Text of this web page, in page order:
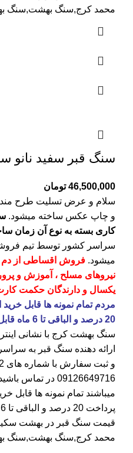
محمد کرج,سنگ بهشت,سنگ
سنگ قبر سفید نانو
46,500,000 تومان
سلام و عرض تسلیت طرح
و چاپ عکس ساخته میشود.
کاری بسته به نوع آن زمان
سراسر کشور توسط تیم
میشود. فروش اقساطی از دم
نیروهای مسلح ، آموزش و
یکسال و دارندگان حکمت
مردم تمام نمونه ها قابل
20 درصد و الباقی تا 6 ماه قابل اقساط هستند.
سنگ بهشت کرج با نشانی
ارائه دهنده سنگ قبر به
و ثبت سفارش با شماره های
09126649716 در تماس
میباشند تمام نمونه ها قابل
پرداخت 20 درصد و الباقی تا 6 ماه قابل اقساط هستند.
قیمت سنگ قبر در بهشت
محمد کرج,سنگ بهشت,سنگ